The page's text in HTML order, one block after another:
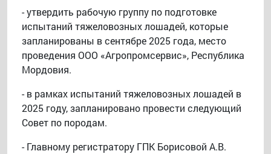
- утвердить рабочую группу по подготовке
испытаний тяжеловозных лошадей, которые
запланированы в сентябре 2025 года, место
проведения ООО «Агропромсервис», Республика
Мордовия.
- в рамках испытаний тяжеловозных лошадей в
2025 году, запланировано провести следующий
Совет по породам.
- Главному регистратору ГПК Борисовой А.В.